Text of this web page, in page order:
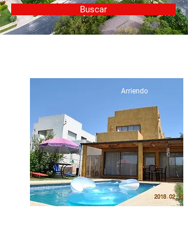
Buscar
Arriendo